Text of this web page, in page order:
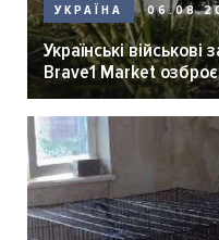
УКРАЇНА
Українські
Brave1 Market